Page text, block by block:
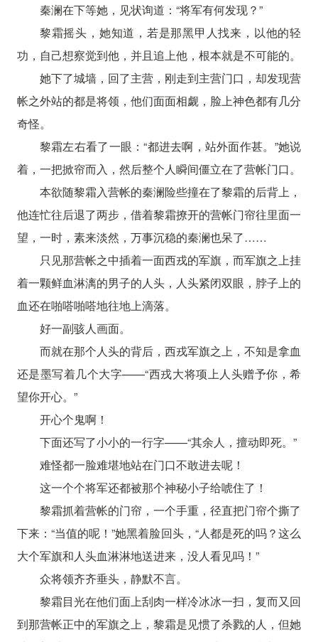
秦澜在下等她，见状询道：“将军有何发现？”
黎霜摇头，她知道，若是那黑甲人找来，以他的轻
功，自己想察觉到他，并且追上他，根本就是不可能的。
她下了城墙，回了主营，刚走到主营门口，却发现营
帐之外站的都是将领，他们面面相觑，脸上神色都有几分
奇怪。
黎霜左右看了一眼：“都进去啊，站外面作甚。”她说
着，一把掀帘而入，然后整个人瞬间僵立在了营帐门口。
本欲随黎霜入营帐的秦澜险些撞在了黎霜的后背上，
他连忙往后退了两步，借着黎霜撩开的营帐门帘往里面一
望，一时，素来淡然，万事沉稳的秦澜也呆了……
只见那营帐之中插着一面西戎的军旗，而军旗之上挂
着一颗鲜血淋漓的男子的人头，人头紧闭双眼，脖子上的
血还在啪嗒啪嗒地往地上滴落。
好一副骇人画面。
而就在那个人头的背后，西戎军旗之上，不知是拿血
还是墨写着几个大字——“西戎大将项上人头赠予你，希
望你开心。”
开心个鬼啊！
下面还写了小小的一行字——“其余人，擅动即死。”
难怪都一脸难堪地站在门口不敢进去呢！
这一个个将军还都被那个神秘小子给唬住了！
黎霜抓着营帐的门帘，一个手重，径直把门帘个撕了
下来：“当值的呢！”她黑着脸回头，“人都是死的吗？这么
大个军旗和人头血淋淋地送进来，没人看见吗！”
众将领齐齐垂头，静默不言。
黎霜目光在他们面上刮肉一样冷冰冰一扫，复而又回
到那营帐正中的军旗之上，黎霜是见惯了杀戮的人，但她